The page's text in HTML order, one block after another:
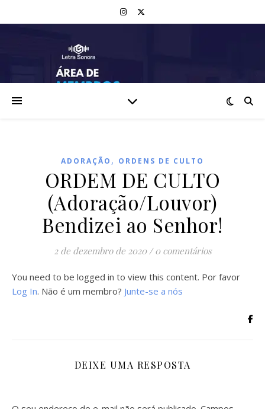
ADORAÇÃO , ORDENS DE CULTO
ORDEM DE CULTO
(Adoração/Louvor)
Bendizei ao Senhor!
2 de dezembro de 2020 / 0 comentários
You need to be logged in to view this content. Por favor
Log In. Não é um membro? Junte-se a nós
DEIXE UMA RESPOSTA